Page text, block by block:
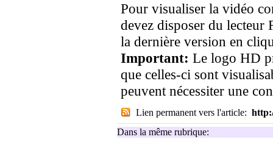
Pour visualiser la vidéo
devez disposer du lecteur
la dernière version en
Important: Le logo HD
que celles-ci sont
peuvent nécessiter une
Lien permanent vers l'article:
Dans la même rubrique: